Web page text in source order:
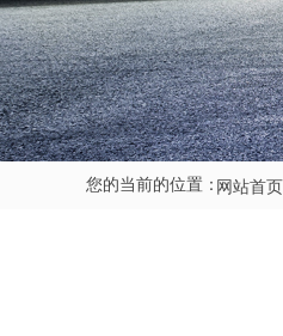
网站首页
您的当前的位置：